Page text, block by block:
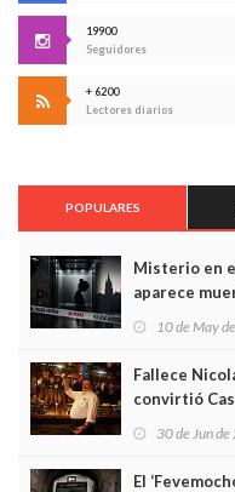
19900
Seguidores
+ 6200
Lectores diarios
POPULARES
Misterio en
aparece
edificio y las
10 de May
Fallece
convirtió
Asturias en
30 de Jun
El